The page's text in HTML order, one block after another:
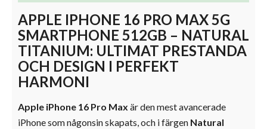
APPLE IPHONE 16 PRO MAX 5G
SMARTPHONE 512GB – NATURAL
TITANIUM: ULTIMAT PRESTANDA
OCH DESIGN I PERFEKT
HARMONI
Apple iPhone 16 Pro Max är den mest avancerade
iPhone som någonsin skapats, och i färgen Natural